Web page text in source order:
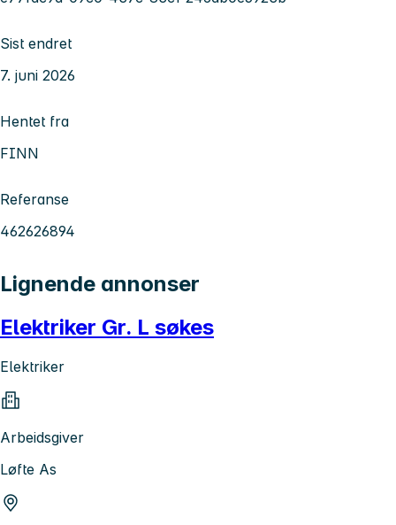
Sist endret
7. juni 2026
Hentet fra
FINN
Referanse
462626894
Lignende annonser
Elektriker Gr. L søkes
Elektriker
Arbeidsgiver
Løfte As